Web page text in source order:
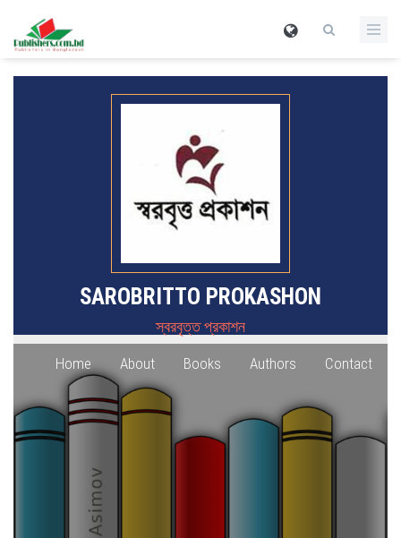
SAROBRITTO PROKASHON
স্বরবৃত্ত প্রকাশন
Home About Books Authors Contact